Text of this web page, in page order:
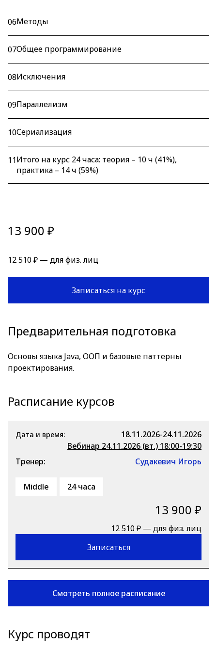
06Методы
07Общее программирование
08Исключения
09Параллелизм
10Сериализация
11Итого на курс 24 часа: теория – 10 ч (41%),
практика – 14 ч (59%)
13 900 ₽
12 510 ₽ — для физ. лиц
Записаться на курс
Предварительная подготовка
Основы языка Java, ООП и базовые паттерны
проектирования.
Расписание курсов
Дата и время:
18.11.2026-24.11.2026
Вебинар 24.11.2026 (вт.) 18:00-19:30
Тренер:
Судакевич Игорь
Middle 24 часа
13 900 ₽
12 510 ₽ — для физ. лиц
Записаться
Смотреть полное расписание
Курс проводят